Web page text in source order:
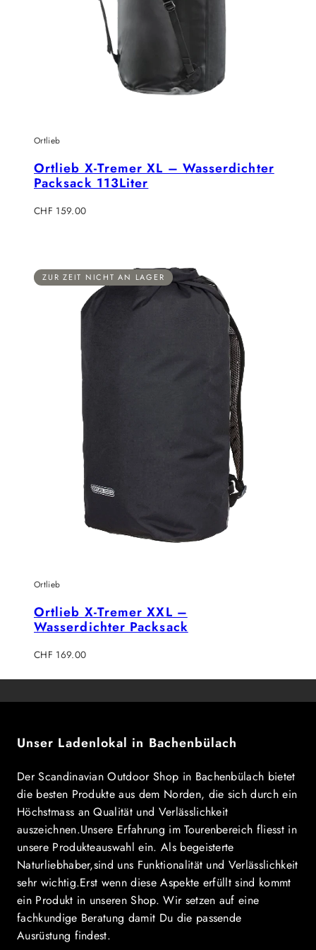
Ortlieb
Ortlieb X-Tremer XL – Wasserdichter
Packsack 113Liter
Regulärer
CHF 159.00
ZUR ZEIT NICHT AN LAGER
Ortlieb
Ortlieb X-Tremer XXL –
Wasserdichter Packsack
Regulärer
CHF 169.00
Unser Ladenlokal in Bachenbülach
Der Scandinavian Outdoor Shop in Bachenbülach bietet
die besten Produkte aus dem Norden, die sich durch ein
Höchstmass an Qualität und Verlässlichkeit
auszeichnen.Unsere Erfahrung im Tourenbereich fliesst in
unsere Produkteauswahl ein. Als begeisterte
Naturliebhaber,sind uns Funktionalität und Verlässlichkeit
sehr wichtig.Erst wenn diese Aspekte erfüllt sind kommt
ein Produkt in unseren Shop. Wir setzen auf eine
fachkundige Beratung damit Du die passende
Ausrüstung findest.